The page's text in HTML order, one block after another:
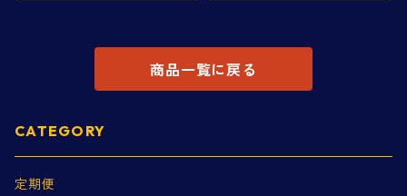
商品一覧に戻る
CATEGORY
定期便